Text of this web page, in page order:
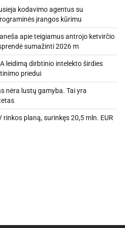
kodavimo agentus su
įrangos kūrimu
apie teigiamus antrojo ketvirčio
sumažinti 2026 m
leidimą dirbtinio intelekto širdies
priedui
nėra lustų gamyba. Tai yra
rinkos planą, surinkęs 20,5 mln. EUR